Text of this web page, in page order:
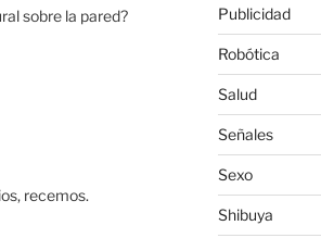
sobre la pared?
recemos.
Publicidad
Robótica
Salud
Señales
Sexo
Shibuya